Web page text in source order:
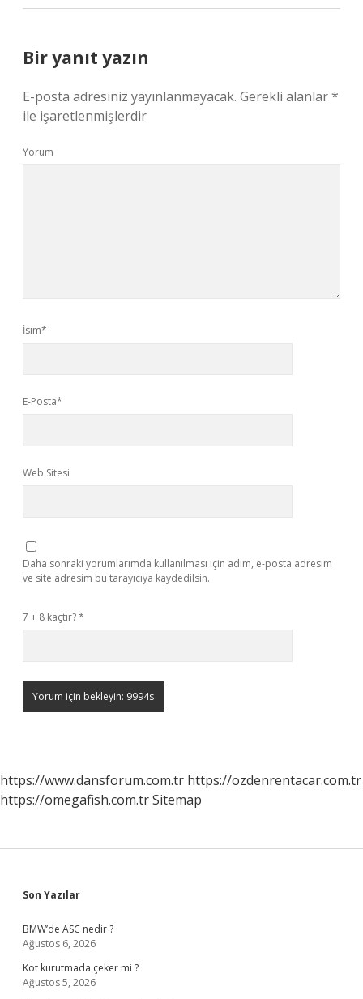
Bir yanıt yazın
E-posta adresiniz yayınlanmayacak. Gerekli alanlar*
ile işaretlenmişlerdir
Yorum
İsim*
E-Posta*
Web Sitesi
Daha sonraki yorumlarımda kullanılması için adım, e-posta adresim
ve site adresim bu tarayıcıya kaydedilsin.
7 + 8 kaçtır?*
https://www.dansforum.com.tr https://ozdenrentacar.com.tr
https://omegafish.com.trSitemap
Sidebar
Son Yazılar
BMW’de ASC nedir ?
Ağustos 6, 2026
Kot kurutmada çeker mi ?
Ağustos 5, 2026